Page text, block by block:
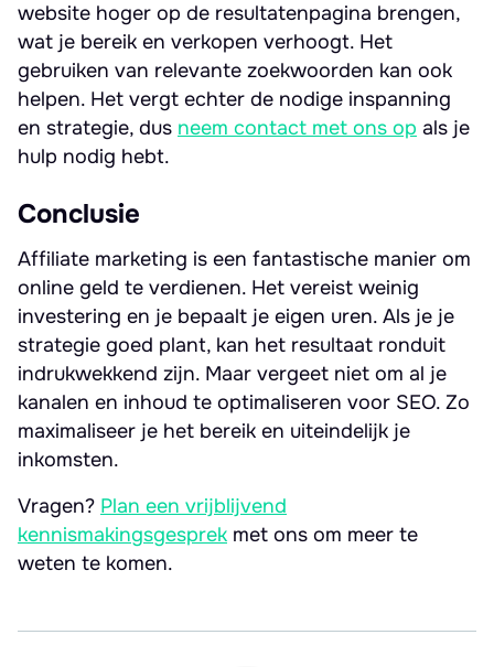
website hoger op de resultatenpagina brengen,
wat je bereik en verkopen verhoogt. Het
gebruiken van relevante zoekwoorden kan ook
helpen. Het vergt echter de nodige inspanning
en strategie, dus neem contact met ons op als je
hulp nodig hebt.
Conclusie
Affiliate marketing is een fantastische manier om
online geld te verdienen. Het vereist weinig
investering en je bepaalt je eigen uren. Als je je
strategie goed plant, kan het resultaat ronduit
indrukwekkend zijn. Maar vergeet niet om al je
kanalen en inhoud te optimaliseren voor SEO. Zo
maximaliseer je het bereik en uiteindelijk je
inkomsten.
Vragen? Plan een vrijblijvend
kennismakingsgesprek met ons om meer te
weten te komen.